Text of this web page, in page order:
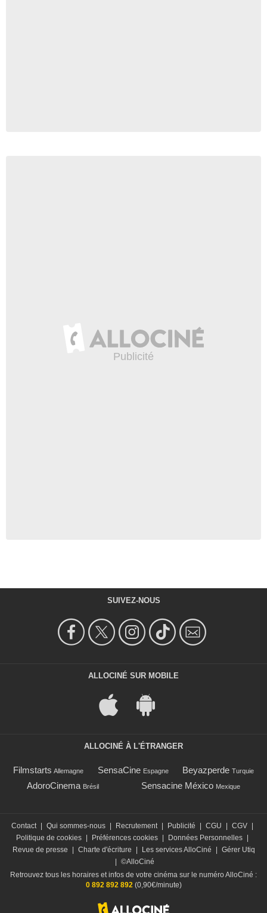
SUIVEZ-NOUS
ALLOCINÉ SUR MOBILE
ALLOCINÉ À L'ÉTRANGER
Filmstarts Allemagne SensaCine Espagne Beyazperde Turquie
AdoroCinema Brésil Sensacine México Mexique
Contact Qui sommes-nous Recrutement Publicité CGU CGV
Politique de cookies
Préférences cookies Données Personnelles
Revue de presse
Charte d'écriture Les services AlloCiné
Gérer Utiq
©AlloCiné
Retrouvez tous les horaires et infos de votre cinéma sur le numéro AlloCiné :
0 892 892 892(0,90€/minute)